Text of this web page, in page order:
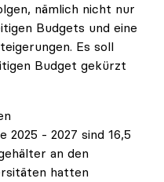
nämlich nicht nur
Budgets und eine
Es soll
Budget gekürzt
2025 - 2027 sind 16,5
an den
hatten